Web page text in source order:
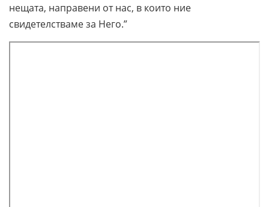
нещата, направени от нас, в които ние
свидетелстваме за Него.”